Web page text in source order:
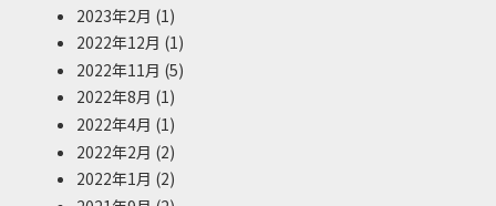
2023年2月 (1)
2022年12月 (1)
2022年11月 (5)
2022年8月 (1)
2022年4月 (1)
2022年2月 (2)
2022年1月 (2)